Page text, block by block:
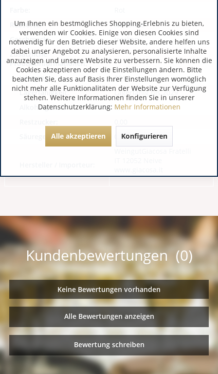
Rebsorte:
Nebbiolo
Geschmack:
trocken
Zusätzliche
Produktinformationen:
Jahrgang:
2014
Lagerfähigkeit:
Lagerfähig bis 2029
Alkoholgehalt:
0,00
Säuregehalt:
0,00
Kundenbewertungen (0)
Keine Bewertungen vorhanden
Alle Bewertungen anzeigen
Bewertung schreiben
Um Ihnen ein bestmögliches Shopping-Erlebnis zu bieten,
verwenden wir Cookies. Einige von diesen Cookies sind
notwendig für den Betrieb dieser Website, andere helfen uns
dabei unser Angebot zu analysieren, personalisierte Inhalte
anzuzeigen und unsere Website zu verbessern. Sie können die
Cookies akzeptieren oder die Einstellungen ändern. Bitte
beachten Sie, dass auf Basis Ihrer Einstellungen womöglich
nicht mehr alle Funktionalitäten der Website zur Verfügung
stehen. Weitere Informationen finden Sie in unserer
Datenschutzerklärung: Mehr Informationen
Alle akzeptieren Konfigurieren